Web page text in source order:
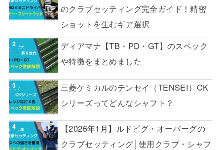
のクラブセッティング完全ガイド！精密
ショットを生むギア選択
ディアマナ【TB・PD・GT】のスペック
や特徴をまとめました
三菱ケミカルのテンセイ（TENSEI）CK
シリーズってどんなシャフト？
【2026年1月】ルドビグ・オーバーグの
クラブセッティング│使用クラブ・シャフ